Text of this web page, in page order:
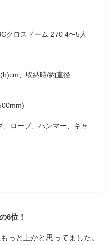
クロスドーム 270 4〜5人
、収納時/約直径
ロープ、ハンマー、キャ
6位！
っと上かと思ってました。